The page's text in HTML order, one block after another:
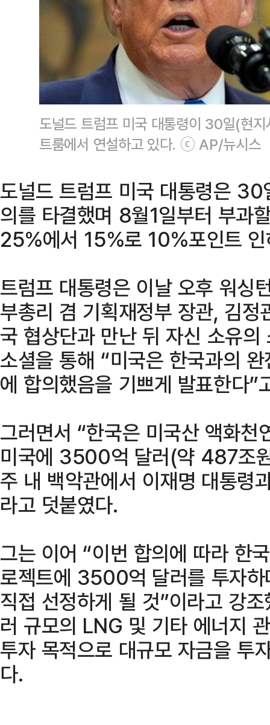
도널드 트럼프 미국 대통령이 30일(현
트룸에서 연설하고 있다. ⓒ AP/뉴시스
도널드 트럼프 미국 대통령은
의를 타결했며 8월1일부터 부과
25%에서 15%로 10%포인트 인
트럼프 대통령은 이날 오후 워싱
부총리 겸 기획재정부 장관, 김
국 협상단과 만난 뒤 자신 소유
소셜을 통해 “미국은 한국과의
에 합의했음을 기쁘게 발표한다”
그러면서 “한국은 미국산 액화
미국에 3500억 달러(약 487조
주 내 백악관에서 이재명 대통령
라고 덧붙였다.
그는 이어 “이번 합의에 따라 한
로젝트에 3500억 달러를 투자
직접 선정하게 될 것”이라고 강
러 규모의 LNG 및 기타 에너지
투자 목적으로 대규모 자금을 투
다.